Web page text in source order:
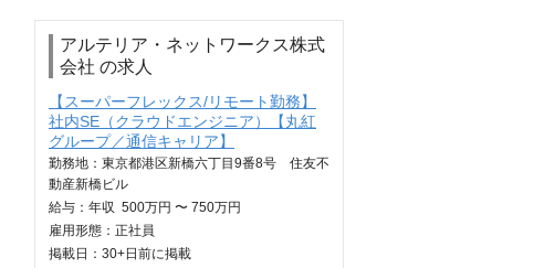
アルテリア・ネットワークス株式
会社 の求人
【スーパーフレックス/リモート勤務】
社内SE（クラウドエンジニア）【丸紅
グループ／通信キャリア】
勤務地：東京都港区新橋六丁目9番8号 住友不
動産新橋ビル
給与： 年収 500万円 〜 750万円
雇用形態：正社員
掲載日： 30+日 前に掲載